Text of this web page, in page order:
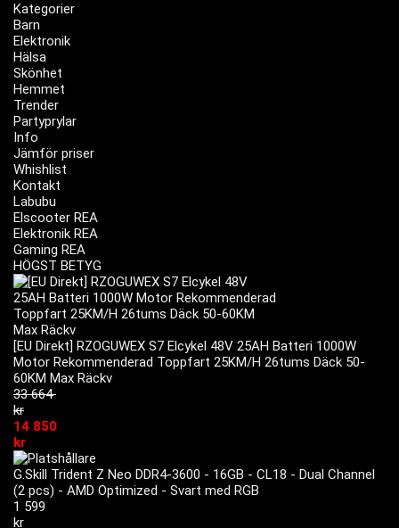
Kategorier
Barn
Elektronik
Hälsa
Skönhet
Hemmet
Trender
Partyprylar
Info
Jämför priser
Whishlist
Kontakt
Labubu
Elscooter REA
Elektronik REA
Gaming REA
HÖGST BETYG
[EU Direkt] RZOGUWEX S7 Elcykel 48V 25AH Batteri 1000W
Motor Rekommenderad Toppfart 25KM/H 26tums Däck 50-
60KM Max Räckv
33 664
kr
14 850
kr
G.Skill Trident Z Neo DDR4-3600 - 16GB - CL18 - Dual Channel
(2 pcs) - AMD Optimized - Svart med RGB
1 599
kr